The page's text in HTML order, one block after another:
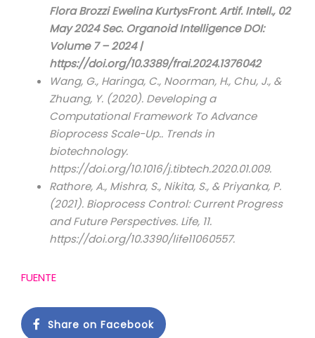
Flora Brozzi Ewelina KurtysFront. Artif. Intell., 02
May 2024 Sec. Organoid Intelligence DOI:
Volume 7 – 2024 |
https://doi.org/10.3389/frai.2024.1376042
Wang, G., Haringa, C., Noorman, H., Chu, J., &
Zhuang, Y. (2020). Developing a
Computational Framework To Advance
Bioprocess Scale-Up.. Trends in
biotechnology.
https://doi.org/10.1016/j.tibtech.2020.01.009.
Rathore, A., Mishra, S., Nikita, S., & Priyanka, P.
(2021). Bioprocess Control: Current Progress
and Future Perspectives. Life, 11.
https://doi.org/10.3390/life11060557.
FUENTE
Share on Facebook